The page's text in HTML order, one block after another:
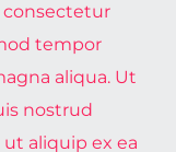
consectetur
tempor
aliqua. Ut
nostrud
aliquip ex ea